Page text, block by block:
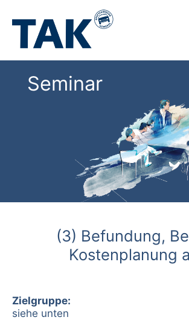
Seminar
(3) Befundung,
Kostenplanung
Zielgruppe:
siehe unten